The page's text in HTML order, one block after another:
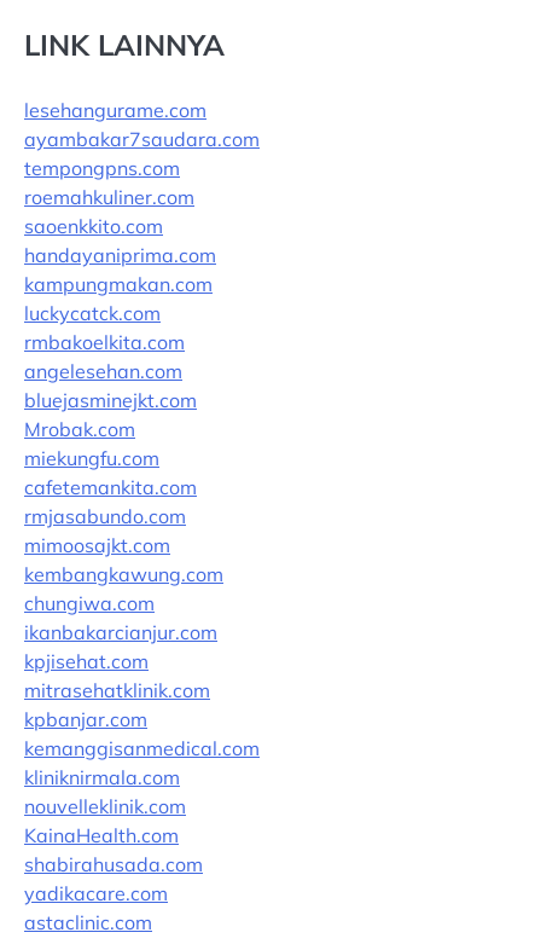
LINK LAINNYA
lesehangurame.com
ayambakar7saudara.com
tempongpns.com
roemahkuliner.com
saoenkkito.com
handayaniprima.com
kampungmakan.com
luckycatck.com
rmbakoelkita.com
angelesehan.com
bluejasminejkt.com
Mrobak.com
miekungfu.com
cafetemankita.com
rmjasabundo.com
mimoosajkt.com
kembangkawung.com
chungiwa.com
ikanbakarcianjur.com
kpjisehat.com
mitrasehatklinik.com
kpbanjar.com
kemanggisanmedical.com
kliniknirmala.com
nouvelleklinik.com
KainaHealth.com
shabirahusada.com
yadikacare.com
astaclinic.com